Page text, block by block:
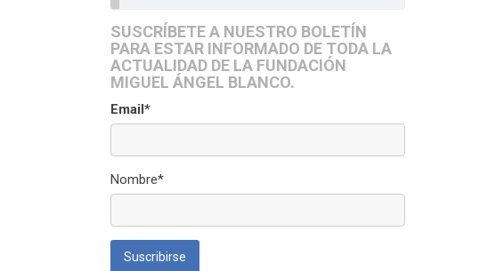
SUSCRÍBETE A NUESTRO BOLETÍN
PARA ESTAR INFORMADO DE TODA LA
ACTUALIDAD DE LA FUNDACIÓN
MIGUEL ÁNGEL BLANCO.
Email*
Nombre*